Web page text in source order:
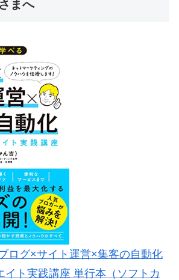
まへ
ログ×サイト運営×集客の自動化
イト実践講座 単行本（ソフトカ